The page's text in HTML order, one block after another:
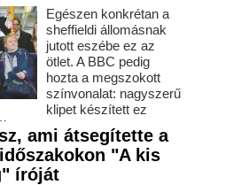
Egészen konkrétan a
sheffieldi állomásnak
jutott eszébe ez az
ötlet. A BBC pedig
hozta a megszokott
színvonalat: nagyszerű
klipet készített ez
ami átsegítette a
"A kis
íróját